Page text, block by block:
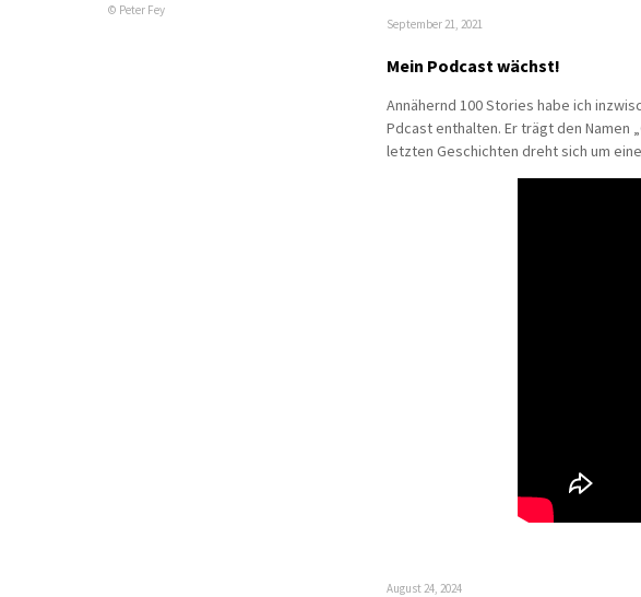
© Peter Fey
September 21, 2021
Mein Podcast wächst!
Annähernd 100 Stories habe ich
Pdcast enthalten. Er trägt den Namen
letzten Geschichten dreht sich um
August 24, 2024